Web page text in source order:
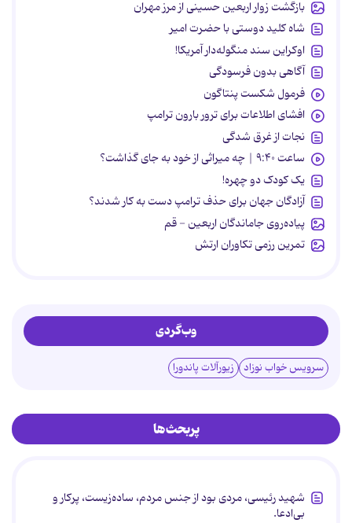
بازگشت زوار اربعین حسینی از مرز مهران
شاه کلید دوستی با حضرت امیر
اوکراین سند منگوله‌دار آمریکا!
آگاهی بدون فرسودگی
فرمول شکست پنتاگون
افشای اطلاعات برای ترور بارون ترامپ
نجات از غرق شدگی
ساعت ۹:۴۰ | چه میراثی از خود به جای گذاشت؟
یک کودک دو چهره!
آزادگان جهان برای حذف ترامپ دست به کار شدند؟
پیاده‌روی جاماندگان اربعین - قم
تمرین رزمی تکاوران ارتش
وب‌گردی
سرویس خواب نوزاد زیورآلات پاندورا
پربحث‌ها
شهید رئیسی، مردی بود از جنس مردم، ساده‌زیست، پرکار و
بی‌ادعا.